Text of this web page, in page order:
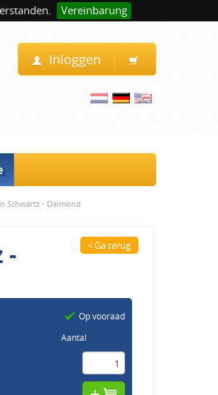
Vereinbarung
Inloggen
Schwartz - Daimond
- < Ga terug
Op vooraad
Aantal